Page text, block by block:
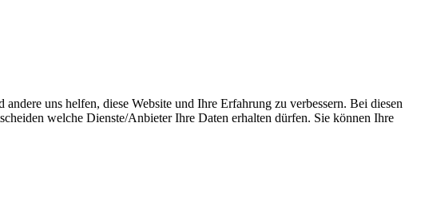
uns helfen, diese Website und Ihre Erfahrung zu verbessern. Bei diesen
welche Dienste/­Anbieter Ihre Daten erhalten dürfen. Sie können Ihre